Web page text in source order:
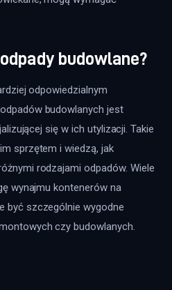
budowlane?
odpowiedzialnym
budowlanych jest
się w ich utylizacji. Takie
sprzętem i wiedzą, jak
rodzajami odpadów. Wiele
wynajmu kontenerów na
być szczególnie wygodne
czy budowlanych.